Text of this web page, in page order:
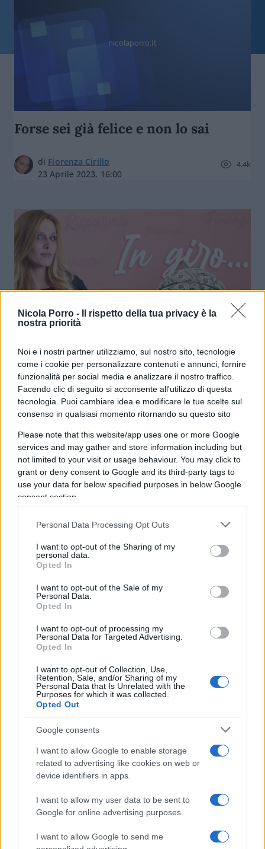
Nicola Porro -
Il rispetto della tua privacy è la
nostra priorità
Noi e i nostri partner utilizziamo, sul nostro sito, tecnologie
come i cookie per personalizzare contenuti e annunci, fornire
funzionalità per social media e analizzare il nostro traffico.
Facendo clic di seguito si acconsente all'utilizzo di questa
tecnologia. Puoi cambiare idea e modificare le tue scelte sul
consenso in qualsiasi momento ritornando su questo sito
Please note that this website/app uses one or more Google
services and may gather and store information including but
not limited to your visit or usage behaviour. You may click to
grant or deny consent to Google and its third-party tags to
use your data for below specified purposes in below Google
consent section.
Personal Data Processing Opt Outs
I want to opt-out of the Sharing of my
personal data.
Opted In
I want to opt-out of the Sale of my
Personal Data.
Opted In
I want to opt-out of processing my
Personal Data for Targeted Advertising.
Opted In
I want to opt-out of Collection, Use,
Retention, Sale, and/or Sharing of my
Personal Data that Is Unrelated with the
Purposes for which it was collected.
Opted Out
Google consents
I want to allow Google to enable storage
related to advertising like cookies on web or
device identifiers in apps.
I want to allow my user data to be sent to
Google for online advertising purposes.
I want to allow Google to send me
nicolaporro.it
Forse sei già felice e non lo sai
di Fiorenza Cirillo
23 Aprile 2023, 16:00
4.4k
L’economia della felicità
di
Manuela Donghi
14 Luglio 2022, 10:55
4.2k
Una vita di soddisfazioni? Ecco le 3
regole indispensabilli da seguire
diEdoardo Lombardi